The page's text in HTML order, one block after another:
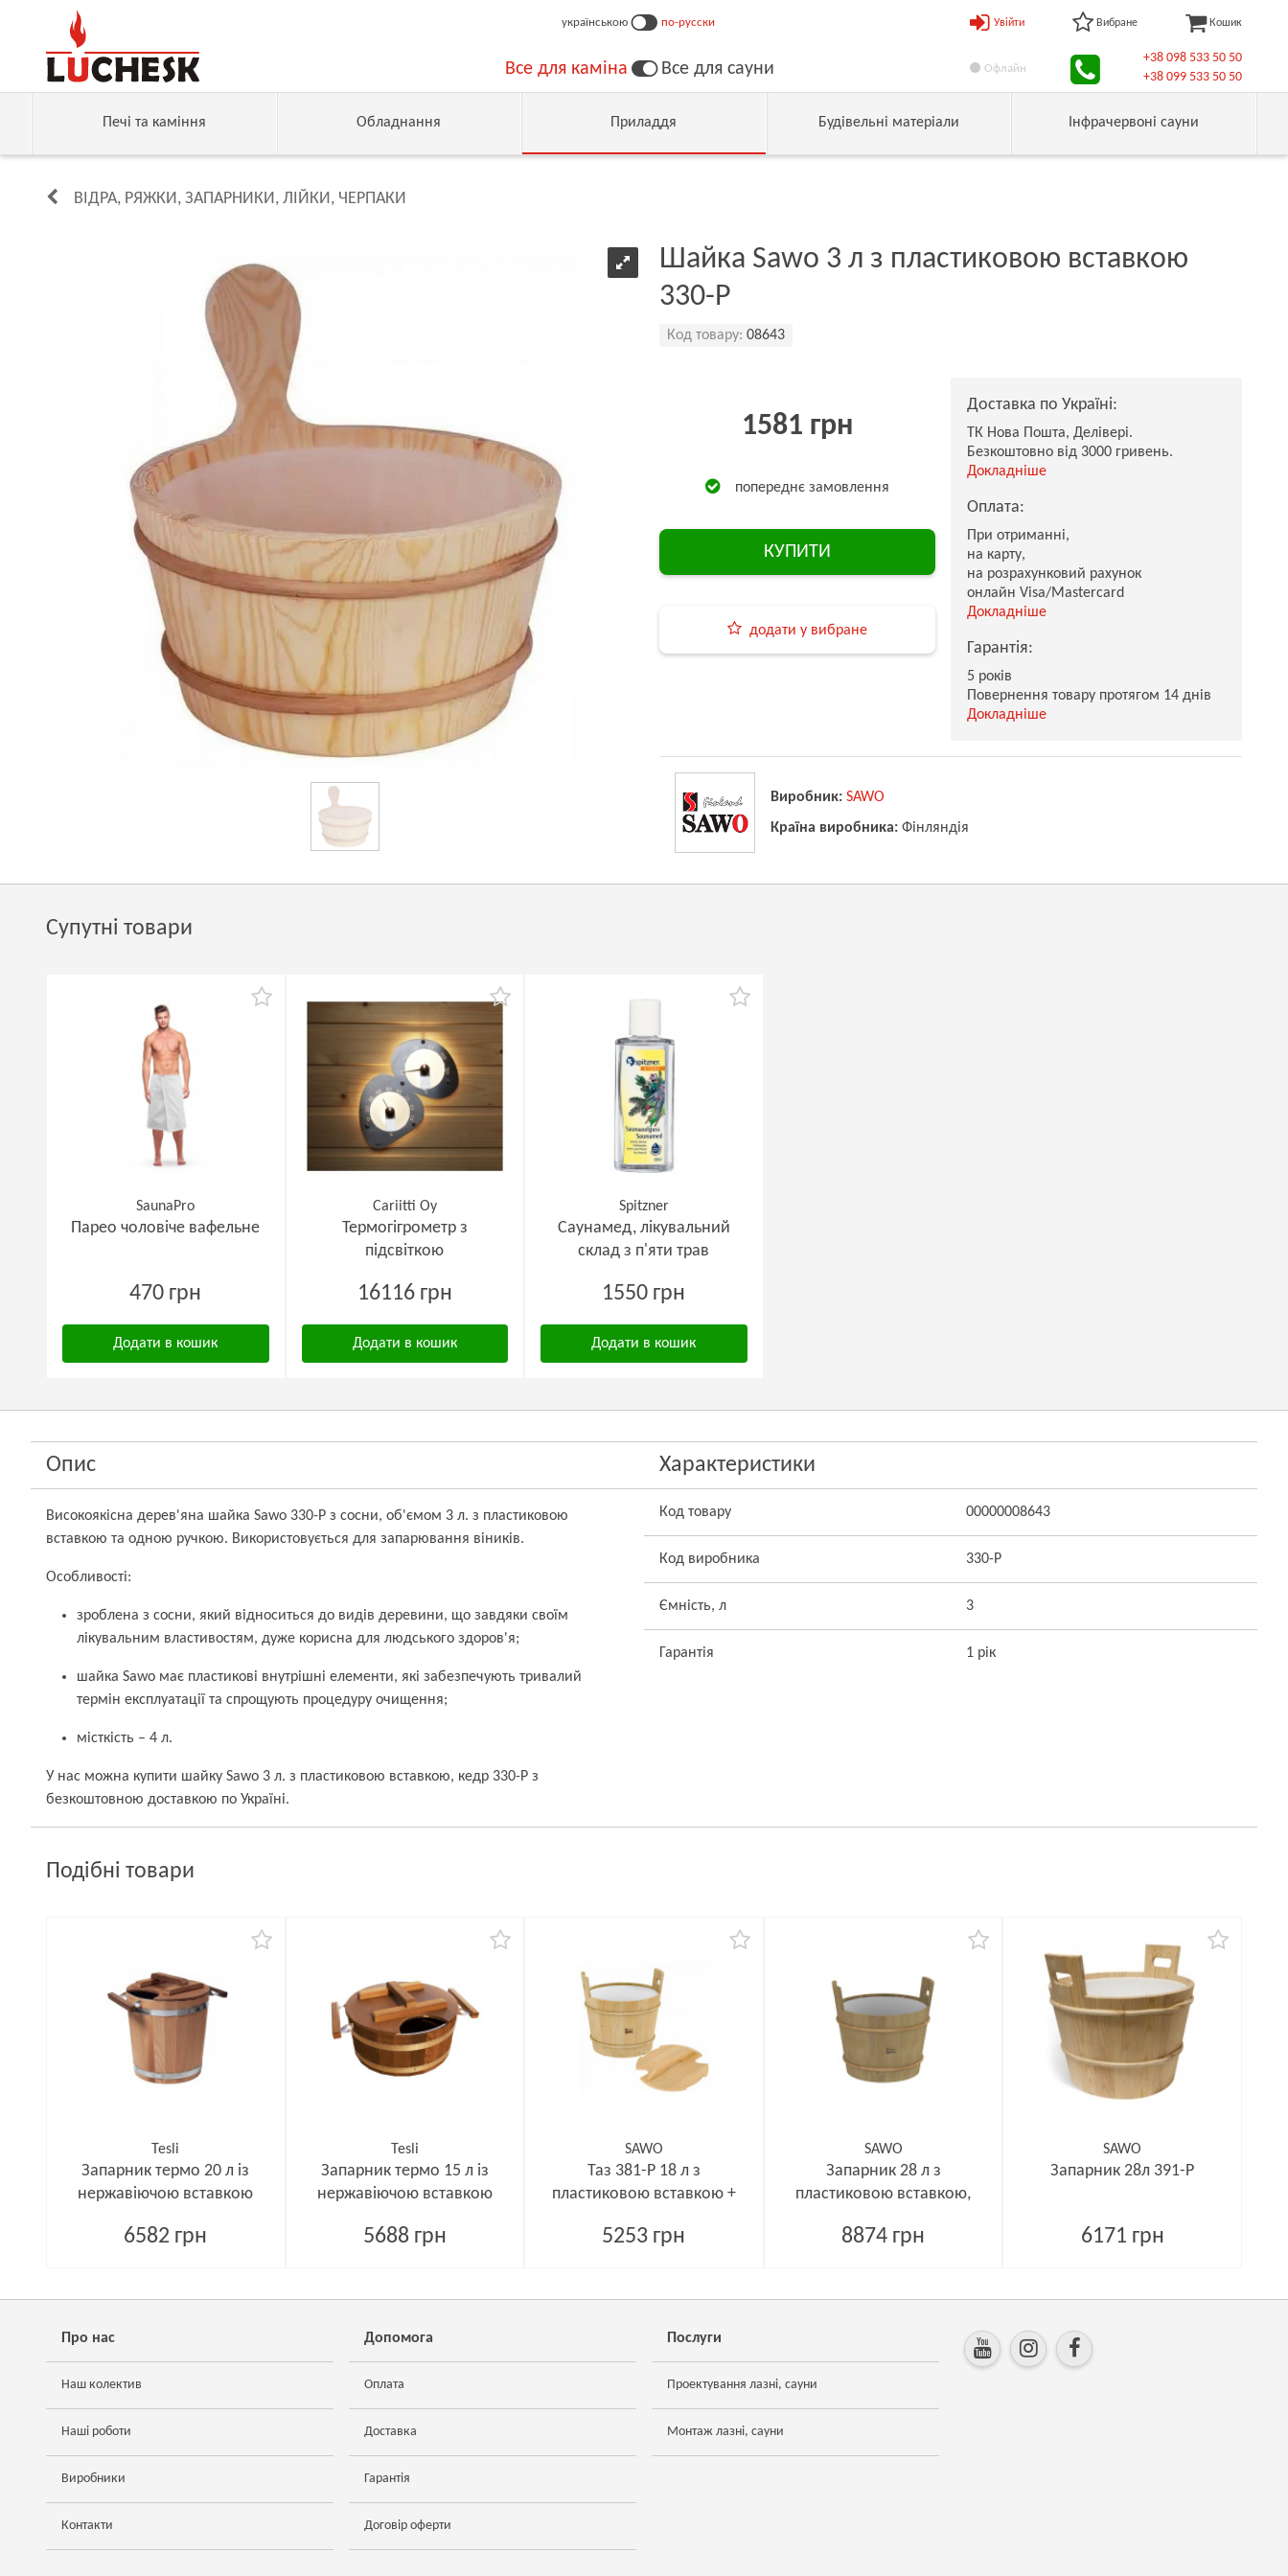
українською по-русски
Все для каміна Все для сауни
Увійти Вибране Кошик
Офлайн
+38 098 533 50 50
+38 099 533 50 50
Печі та каміння Обладнання Приладдя Будівельні матеріали Інфрачервоні сауни
ВІДРА, РЯЖКИ, ЗАПАРНИКИ, ЛІЙКИ, ЧЕРПАКИ
Шайка Sawo 3 л з пластиковою вставкою
330-Р
Код товару: 08643
1581 грн
попереднє замовлення
КУПИТИ
додати у вибране
Доставка по Україні:
ТК Нова Пошта, Делівері.
Безкоштовно від 3000 гривень.
Докладніше
Оплата:
При отриманні,
на карту,
на розрахунковий рахунок
онлайн Visa/Mastercard
Докладніше
Гарантія:
5 років
Повернення товару протягом 14 днів
Докладніше
Виробник: SAWO
Країна виробника: Фінляндія
Супутні товари
SaunaPro
Парео чоловіче вафельне
470 грн
Додати в кошик
Cariitti Oy
Термогігрометр з
підсвіткою
16116 грн
Додати в кошик
Spitzner
Саунамед, лікувальний
склад з п'яти трав
1550 грн
Додати в кошик
Опис
Високоякісна дерев'яна шайка Sawo 330-Р з сосни, об'ємом 3 л. з пластиковою
вставкою та одною ручкою. Використовується для запарювання віників.
Особливості:
зроблена з сосни, який відноситься до видів деревини, що завдяки своїм
лікувальним властивостям, дуже корисна для людського здоров'я;
шайка Sawo має пластикові внутрішні елементи, які забезпечують тривалий
термін експлуатації та спрощують процедуру очищення;
місткість – 4 л.
У нас можна купити шайку Sawo 3 л. з пластиковою вставкою, кедр 330-Р з
безкоштовною доставкою по Україні.
Характеристики
Код товару 00000008643
Код виробника 330-Р
Ємність, л 3
Гарантія 1 рік
Подібні товари
Tesli
Запарник термо 20 л із
нержавіючою вставкою
6582 грн
Tesli
Запарник термо 15 л із
нержавіючою вставкою
5688 грн
SAWO
Таз 381-P 18 л з
пластиковою вставкою +
5253 грн
SAWO
Запарник 28 л з
пластиковою вставкою,
8874 грн
SAWO
Запарник 28л 391-P
6171 грн
Про нас
Наш колектив
Наші роботи
Виробники
Контакти
Допомога
Оплата
Доставка
Гарантія
Договір оферти
Послуги
Проектування лазні, сауни
Монтаж лазні, сауни